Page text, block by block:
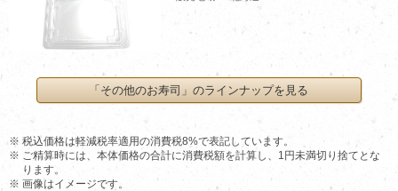
「その他のお寿司」のラインナップを見る
税込価格は軽減税率適用の消費税8%で表記しています。
ご精算時には、本体価格の合計に消費税額を計算し、1円未満切り捨てとな
ります。
画像はイメージです。